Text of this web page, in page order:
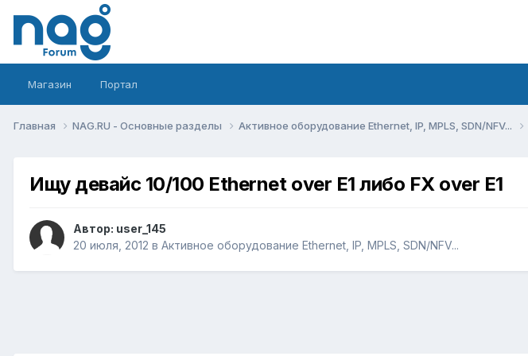
Магазин Портал
Главная NAG.RU - Основные разделы Активное оборудование Ethernet, IP, MPLS, SDN/NFV...
Ищу девайс 10/100 Ethernet over E1 либо FX over E1
Автор: user_145
20 июля, 2012 в Активное оборудование Ethernet, IP, MPLS, SDN/NFV...